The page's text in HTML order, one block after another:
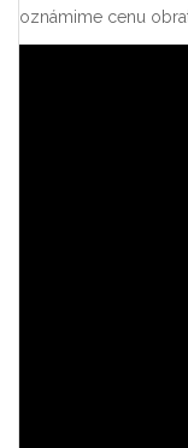
oznámime cenu